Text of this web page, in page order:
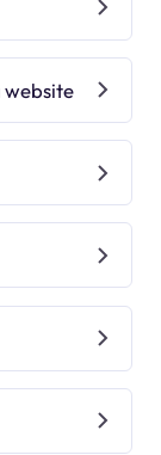
website